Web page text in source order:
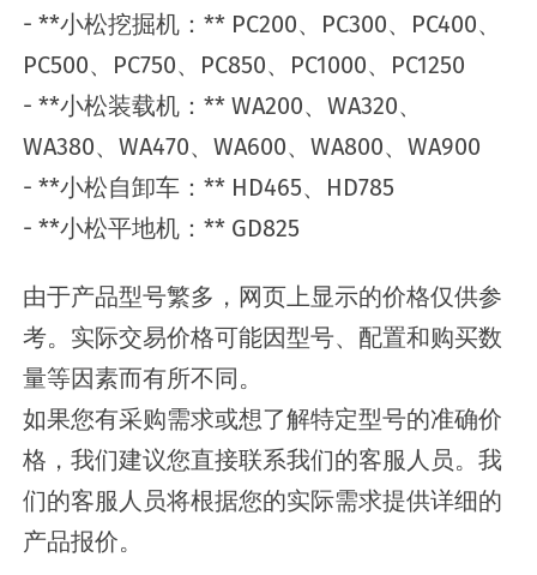
- **小松挖掘机：** PC200、PC300、PC400、
PC500、PC750、PC850、PC1000、PC1250
- **小松装载机：** WA200、WA320、
WA380、WA470、WA600、WA800、WA900
- **小松自卸车：** HD465、HD785
- **小松平地机：** GD825
由于产品型号繁多，网页上显示的价格仅供参
考。实际交易价格可能因型号、配置和购买数
量等因素而有所不同。
如果您有采购需求或想了解特定型号的准确价
格，我们建议您直接联系我们的客服人员。我
们的客服人员将根据您的实际需求提供详细的
产品报价。